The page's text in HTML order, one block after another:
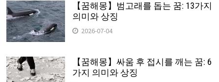
【꿈해몽】범고래를 돕는 꿈: 13가지
의미와 상징
2026-07-04
【꿈해몽】싸움 후 접시를 깨는 꿈: 6
가지 의미와 상징